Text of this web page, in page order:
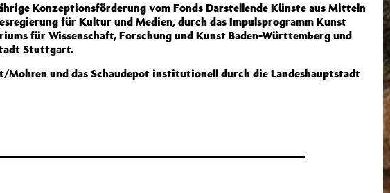
Konzeptionsförderung vom Fonds Darstellende Künste aus Mitteln
für Kultur und Medien, durch das Impulsprogramm Kunst
für Wissenschaft, Forschung und Kunst Baden-Württemberg und
Stuttgart.
Mohren und das Schaudepot institutionell durch die Landeshauptstadt